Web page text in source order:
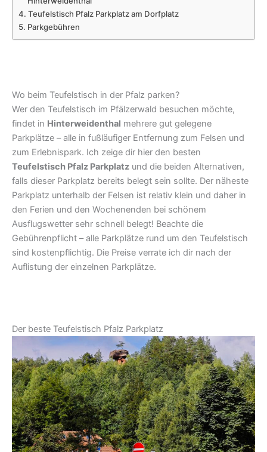
Teufelstisch Pfalz Parkplatz am Dorfplatz
Parkgebühren
Wo beim Teufelstisch in der Pfalz parken?
Wer den Teufelstisch im Pfälzerwald besuchen möchte,
findet in Hinterweidenthal mehrere gut gelegene
Parkplätze – alle in fußläufiger Entfernung zum Felsen und
zum Erlebnispark. Ich zeige dir hier den besten
Teufelstisch Pfalz Parkplatz und die beiden Alternativen,
falls dieser Parkplatz bereits belegt sein sollte. Der näheste
Parkplatz unterhalb der Felsen ist relativ klein und daher in
den Ferien und den Wochenenden bei schönem
Ausflugswetter sehr schnell belegt! Beachte die
Gebührenpflicht – alle Parkplätze rund um den Teufelstisch
sind kostenpflichtig. Die Preise verrate ich dir nach der
Auflistung der einzelnen Parkplätze.
Der beste Teufelstisch Pfalz Parkplatz